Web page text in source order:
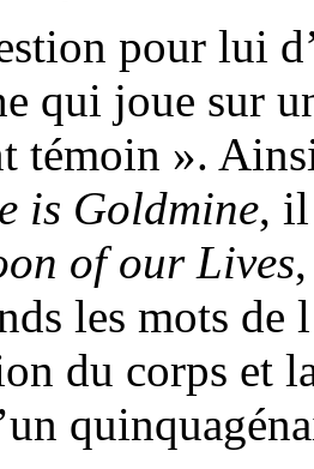
pour lui
qui joue sur
témoin ».
is Goldmine,
of our Lives
les mots de
du corps et